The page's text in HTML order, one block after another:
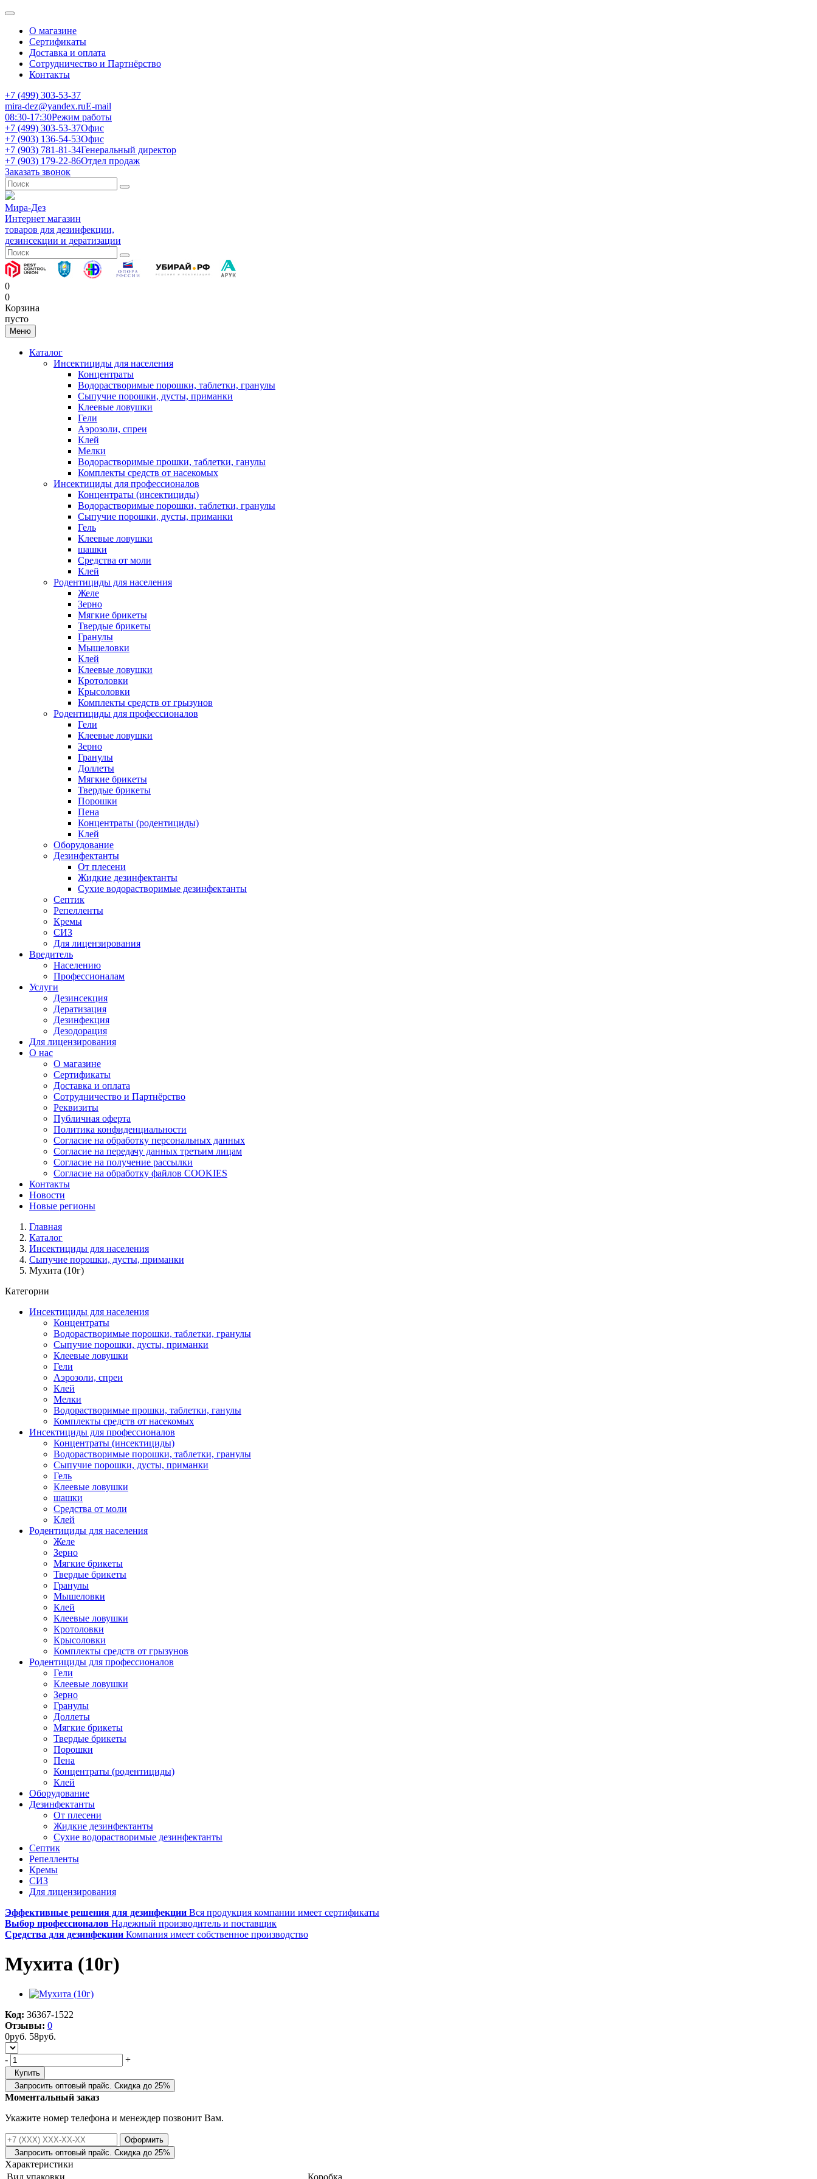
О магазине
Сертификаты
Доставка и оплата
Сотрудничество и Партнёрство
Контакты
+7 (499) 303-53-37
mira-dez@yandex.ruE-mail
08:30-17:30Режим работы
+7 (499) 303-53-37Офис
+7 (903) 136-54-53Офис
+7 (903) 781-81-34Генеральный директор
+7 (903) 179-22-86Отдел продаж
Заказать звонок
Мира-Дез
Интернет магазин
товаров для дезинфекции,
дезинсекции и дератизации
0
0
Корзина
пусто
Меню
Каталог
Инсектициды для населения
Концентраты
Водорастворимые порошки, таблетки, гранулы
Сыпучие порошки, дусты, приманки
Клеевые ловушки
Гели
Аэрозоли, спреи
Клей
Мелки
Водорастворимые прошки, таблетки, ганулы
Комплекты средств от насекомых
Инсектициды для профессионалов
Концентраты (инсектициды)
Водорастворимые порошки, таблетки, гранулы
Сыпучие порошки, дусты, приманки
Гель
Клеевые ловушки
шашки
Средства от моли
Клей
Родентициды для населения
Желе
Зерно
Мягкие брикеты
Твердые брикеты
Гранулы
Мышеловки
Клей
Клеевые ловушки
Кротоловки
Крысоловки
Комплекты средств от грызунов
Родентициды для профессионалов
Гели
Клеевые ловушки
Зерно
Гранулы
Доллеты
Мягкие брикеты
Твердые брикеты
Порошки
Пена
Концентраты (родентициды)
Клей
Оборудование
Дезинфектанты
От плесени
Жидкие дезинфектанты
Сухие водорастворимые дезинфектанты
Септик
Репелленты
Кремы
СИЗ
Для лицензирования
Вредитель
Населению
Профессионалам
Услуги
Дезинсекция
Дератизация
Дезинфекция
Дезодорация
Для лицензирования
О нас
О магазине
Сертификаты
Доставка и оплата
Сотрудничество и Партнёрство
Реквизиты
Публичная оферта
Политика конфиденциальности
Согласие на обработку персональных данных
Согласие на передачу данных третьим лицам
Согласие на получение рассылки
Согласие на обработку файлов COOKIES
Контакты
Новости
Новые регионы
Главная
Каталог
Инсектициды для населения
Сыпучие порошки, дусты, приманки
Мухита (10г)
Категории
Инсектициды для населения
Концентраты
Водорастворимые порошки, таблетки, гранулы
Сыпучие порошки, дусты, приманки
Клеевые ловушки
Гели
Аэрозоли, спреи
Клей
Мелки
Водорастворимые прошки, таблетки, ганулы
Комплекты средств от насекомых
Инсектициды для профессионалов
Концентраты (инсектициды)
Водорастворимые порошки, таблетки, гранулы
Сыпучие порошки, дусты, приманки
Гель
Клеевые ловушки
шашки
Средства от моли
Клей
Родентициды для населения
Желе
Зерно
Мягкие брикеты
Твердые брикеты
Гранулы
Мышеловки
Клей
Клеевые ловушки
Кротоловки
Крысоловки
Комплекты средств от грызунов
Родентициды для профессионалов
Гели
Клеевые ловушки
Зерно
Гранулы
Доллеты
Мягкие брикеты
Твердые брикеты
Порошки
Пена
Концентраты (родентициды)
Клей
Оборудование
Дезинфектанты
От плесени
Жидкие дезинфектанты
Сухие водорастворимые дезинфектанты
Септик
Репелленты
Кремы
СИЗ
Для лицензирования
Эффективные решения для дезинфекции Вся продукция компании имеет сертификаты
Выбор профессионалов Надежный производитель и поставщик
Средства для дезинфекции Компания имеет собственное производство
Мухита (10г)
Код: 36367-1522
Отзывы: 0
0руб. 58руб.
- +
Купить
Запросить оптовый прайс. Скидка до 25%
Моментальный заказ
Укажите номер телефона и менеждер позвонит Вам.
Оформить
Запросить оптовый прайс. Скидка до 25%
Характеристики
Вид упаковки
Коробка